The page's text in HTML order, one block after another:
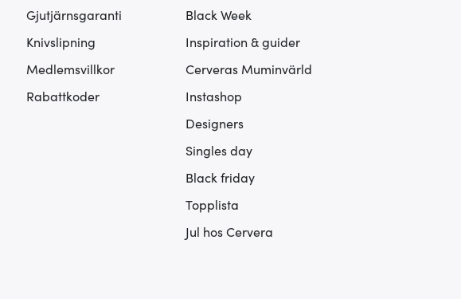
Gjutjärnsgaranti
Knivslipning
Medlemsvillkor
Rabattkoder
Black Week
Inspiration & guider
Cerveras Muminvärld
Instashop
Designers
Singles day
Black friday
Topplista
Jul hos Cervera